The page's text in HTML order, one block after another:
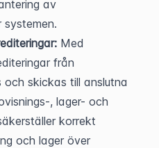
av
Med
från
skickas till anslutna
, lager- och
korrekt
och lager över